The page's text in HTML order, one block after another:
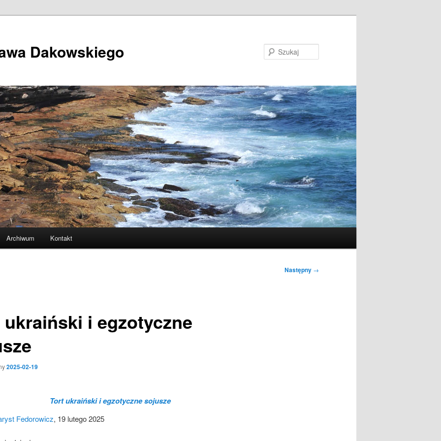
Dakowskiego
Archiwum Kontakt
Następny →
ukraiński i egzotyczne
2025-02-19
Tort ukraiński i egzotyczne sojusze
Fedorowicz, 19 lutego 2025